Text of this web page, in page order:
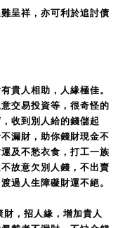
呈祥，亦可利於追討債
貴人相助，人緣極佳。
交易投資等，很奇怪的
收到別人給的錢儲起
漏財，助你錢財現金不
及不愁衣食，打工一族
故意欠別人錢，不出賣
過人生障礙財運不絕。
，招人緣，增加貴人